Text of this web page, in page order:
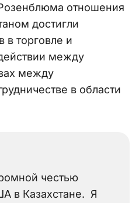
отношения
достигли
в торговле и
между
между
в области
честью
в Казахстане. Я